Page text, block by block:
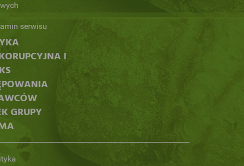
serwisu
I
GRUPY